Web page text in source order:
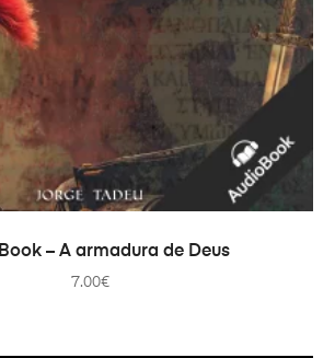
PRIDAŤ DO KOŠÍKA
– A armadura de Deus
7.00€